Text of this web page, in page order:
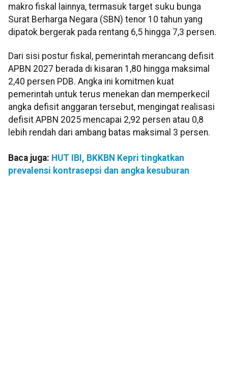
makro fiskal lainnya, termasuk target suku bunga
Surat Berharga Negara (SBN) tenor 10 tahun yang
dipatok bergerak pada rentang 6,5 hingga 7,3 persen.
Dari sisi postur fiskal, pemerintah merancang defisit
APBN 2027 berada di kisaran 1,80 hingga maksimal
2,40 persen PDB. Angka ini komitmen kuat
pemerintah untuk terus menekan dan memperkecil
angka defisit anggaran tersebut, mengingat realisasi
defisit APBN 2025 mencapai 2,92 persen atau 0,8
lebih rendah dari ambang batas maksimal 3 persen.
Baca juga: HUT IBI, BKKBN Kepri tingkatkan
prevalensi kontrasepsi dan angka kesuburan